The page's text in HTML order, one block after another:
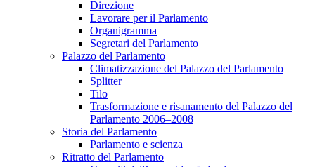
Direzione
Lavorare per il Parlamento
Organigramma
Segretari del Parlamento
Palazzo del Parlamento
Climatizzazione del Palazzo del Parlamento
Splitter
Tilo
Trasformazione e risanamento del Palazzo del
Parlamento 2006–2008
Storia del Parlamento
Parlamento e scienza
Ritratto del Parlamento